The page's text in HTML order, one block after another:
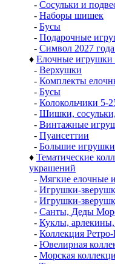
- Сосульки и
- Наборы шишек
- Бусы
- Подарочные
- Символ 2027
♦ Елочные игрушки
- Верхушки
- Комплекты
- Бусы
- Колокольчики 5-
- Шишки,
- Винтажные
- Пуансеттии
- Большие игрушки
♦ Тематические
украшений
- Мягкие елочные
- Игрушки-
- Игрушки-
- Санты, Деды
- Куклы,
- Коллекция
- Ювелирная
- Морская